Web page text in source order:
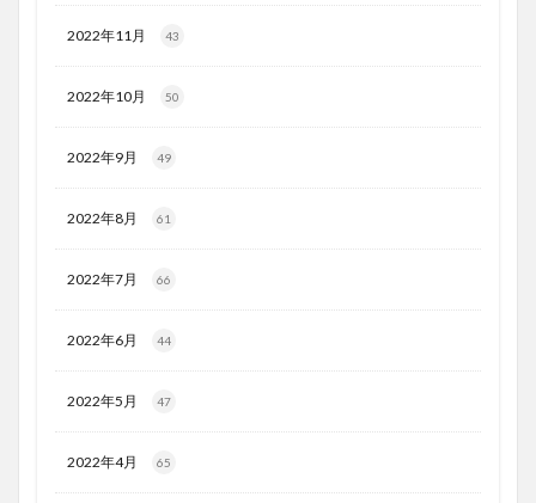
2022年11月 43
2022年10月 50
2022年9月 49
2022年8月 61
2022年7月 66
2022年6月 44
2022年5月 47
2022年4月 65